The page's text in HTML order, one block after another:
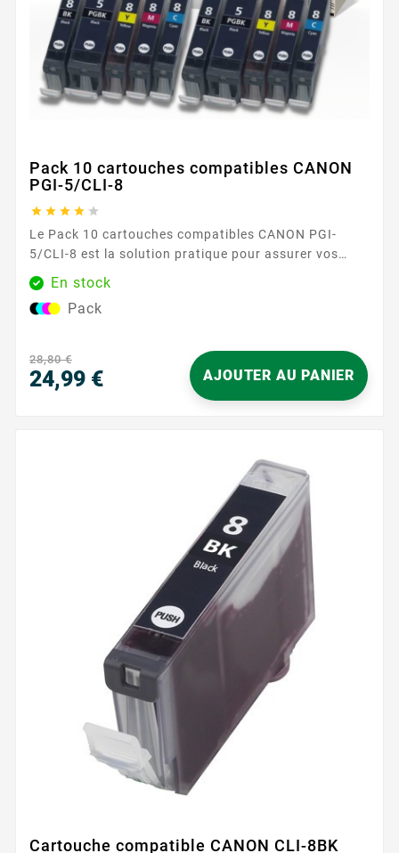
Pack 10 cartouches compatibles CANON
PGI-5/CLI-8
    
Le Pack 10 cartouches compatibles CANON PGI-
5/CLI-8 est la solution pratique pour assurer vos
impressions du quotidien en toute sérénité. Conçues
pour les imprimantes Canon utilisant les références
PGI-5 et CLI-8 , ces cartouches offrent une
complication, à la maison comme au...
En stock
Pack
28,80 €
24,99 € AJOUTER AU PANIER
Cartouche compatible CANON CLI-8BK